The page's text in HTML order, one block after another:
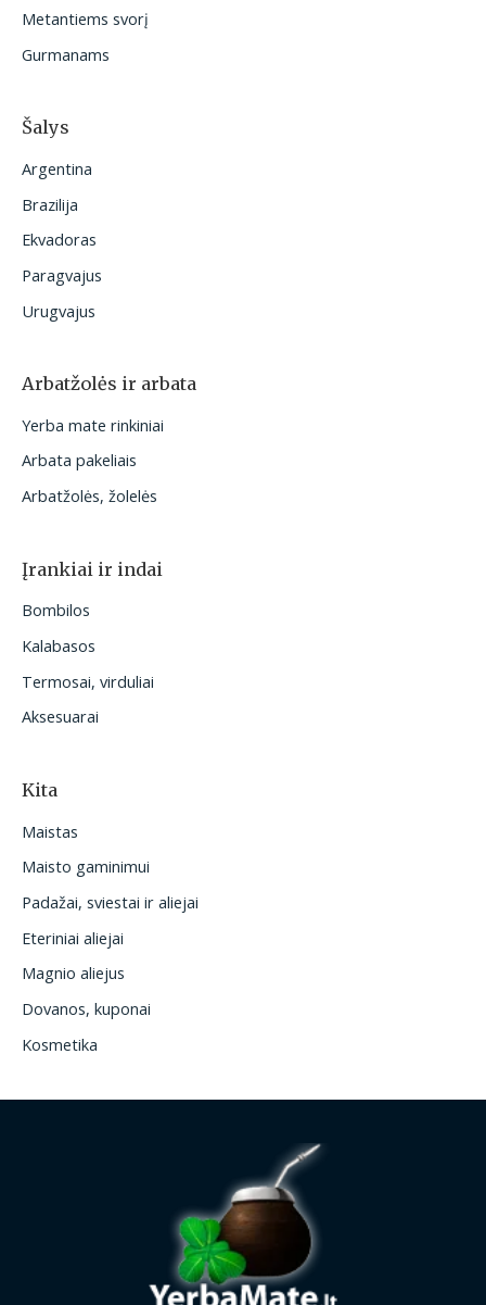
Metantiems svorį
Gurmanams
Šalys
Argentina
Brazilija
Ekvadoras
Paragvajus
Urugvajus
Arbatžolės ir arbata
Yerba mate rinkiniai
Arbata pakeliais
Arbatžolės, žolelės
Įrankiai ir indai
Bombilos
Kalabasos
Termosai, virduliai
Aksesuarai
Kita
Maistas
Maisto gaminimui
Padažai, sviestai ir aliejai
Eteriniai aliejai
Magnio aliejus
Dovanos, kuponai
Kosmetika